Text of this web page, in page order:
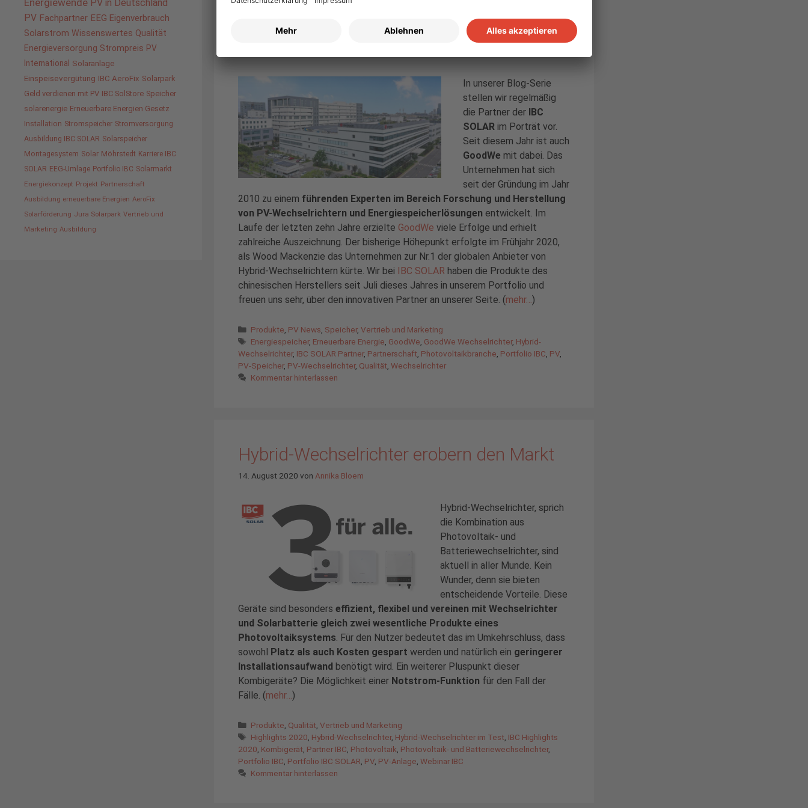
Lieferanten-Porträt: GoodWe – weltweit
größter Hybrid-Wechselrichter-Hersteller
In unserer Blog-Serie
stellen wir regelmäßig
die Partner der IBC
SOLAR im Porträt vor.
Seit diesem Jahr ist auch
GoodWe mit dabei. Das
Unternehmen hat sich
seit der Gründung im Jahr
2010 zu einem führenden Experten im Bereich Forschung und Herstellung
von PV-Wechselrichtern und Energiespeicherlösungen entwickelt. Im
Laufe der letzten zehn Jahre erzielte GoodWe viele Erfolge und erhielt
zahlreiche Auszeichnung. Der bisherige Höhepunkt erfolgte im Frühjahr 2020,
als Wood Mackenzie das Unternehmen zur Nr.1 der globalen Anbieter von
Hybrid-Wechselrichtern kürte. Wir bei IBC SOLAR haben die Produkte des
chinesischen Herstellers seit Juli dieses Jahres in unserem Portfolio und
freuen uns sehr, über den innovativen Partner an unserer Seite. (mehr… )
Kategorien
Produkte PV News Speicher,Vertrieb und Marketing
Schlagwörter
Energiespeicher, Erneuerbare Energie GoodWe GoodWe Wechselrichter, Hybrid-
Wechselrichter, IBC SOLAR Partner, Partnerschaft Photovoltaikbranche Portfolio IBC PV
PV-Speicher, PV-Wechselrichter, Qualität Wechselrichter
Kommentar hinterlassen
Hybrid-Wechselrichter erobern den Markt
14. August 2020 von Annika Bloem
Hybrid-Wechselrichter, sprich
die Kombination aus
Photovoltaik- und
Batteriewechselrichter, sind
aktuell in aller Munde. Kein
Wunder, denn sie bieten
entscheidende Vorteile. Diese
Geräte sind besonders effizient, flexibel und vereinen mit Wechselrichter
und Solarbatterie gleich zwei wesentliche Produkte eines
Photovoltaiksystems . Für den Nutzer bedeutet das im Umkehrschluss, dass
sowohl Platz als auch Kosten gespart werden und natürlich ein geringerer
Installationsaufwand benötigt wird. Ein weiterer Pluspunkt dieser
Kombigeräte? Die Möglichkeit einer Notstrom-Funktion für den Fall der
Fälle. (mehr… )
Kategorien
Produkte Qualität ,Vertrieb und Marketing
Schlagwörter
Highlights 2020 Hybrid-Wechselrichter, Hybrid-Wechselrichter im Test IBC Highlights
2020 Kombigerät Partner IBC Photovoltaik Photovoltaik- und Batteriewechselrichter,
Portfolio IBC Portfolio IBC SOLAR PV PV-Anlage Webinar IBC
Kommentar hinterlassen
Energiewende PV in Deutschland
PV Fachpartner EEG Eigenverbrauch
Solarstrom Wissenswertes Qualität
Energieversorgung Strompreis PV
International Solaranlage
Einspeisevergütung IBC AeroFix Solarpark
Geld verdienen mit PV IBC SolStore Speicher
solarenergie Erneuerbare Energien Gesetz
Installation Stromspeicher Stromversorgung
Ausbildung IBC SOLAR Solarspeicher
Montagesystem Solar Möhrstedt Karriere IBC
SOLAR EEG-Umlage Portfolio IBC Solarmarkt
Energiekonzept Projekt Partnerschaft
Ausbildung erneuerbare Energien AeroFix
Solarförderung Jura Solarpark Vertrieb und
Marketing Ausbildung